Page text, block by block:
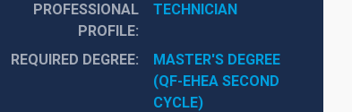
PROFESSIONAL
PROFILE
TECHNICIAN
REQUIRED DEGREE
MASTER'S DEGREE
(QF-EHEA SECOND
CYCLE)